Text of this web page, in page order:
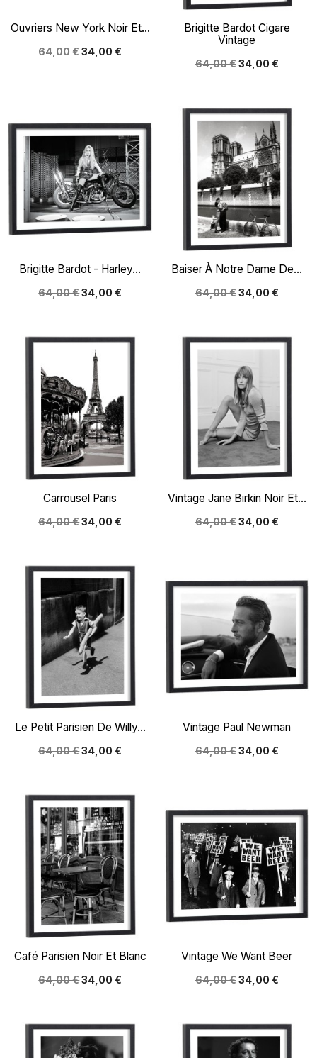
Ouvriers New York Noir Et...
64,00 €34,00 €
Brigitte Bardot Cigare
Vintage
64,00 €34,00 €
Brigitte Bardot - Harley...
64,00 €34,00 €
Baiser À Notre Dame De...
64,00 €34,00 €
Carrousel Paris
64,00 €34,00 €
Vintage Jane Birkin Noir Et...
64,00 €34,00 €
Le Petit Parisien De Willy...
64,00 €34,00 €
Vintage Paul Newman
64,00 €34,00 €
Café Parisien Noir Et Blanc
64,00 €34,00 €
Vintage We Want Beer
64,00 €34,00 €